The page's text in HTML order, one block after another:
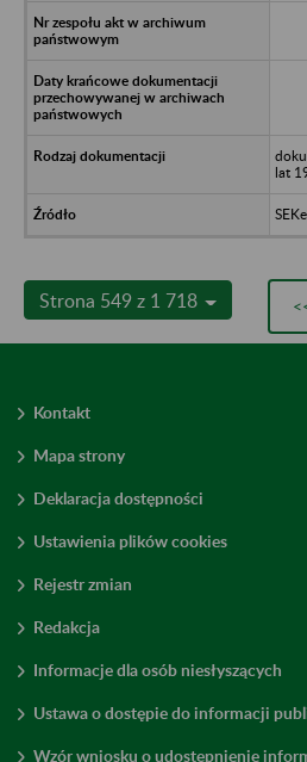
lat
Strona 549 z 1 718
Kontakt
Mapa strony
Deklaracja dostępności
Ustawienia plików cookies
Rejestr zmian
Redakcja
Informacje dla osób niesłyszących
Ustawa o dostępie do informacji
Wzór wniosku o udostępnienie